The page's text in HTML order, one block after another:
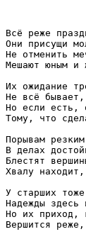
Всё реже
Они присущи
Не отменить
Мешают юным и
Их ожидание
Не всё
Но если есть,
Тому, что
Порывам
В делах
Блестят
Хвалу
У старших
Надежды здесь
Но их приход,
Вершится